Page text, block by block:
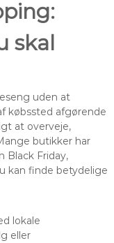
skal
uden at
købssted afgørende
at overveje,
butikker har
Black Friday,
kan finde betydelige
lokale
eller